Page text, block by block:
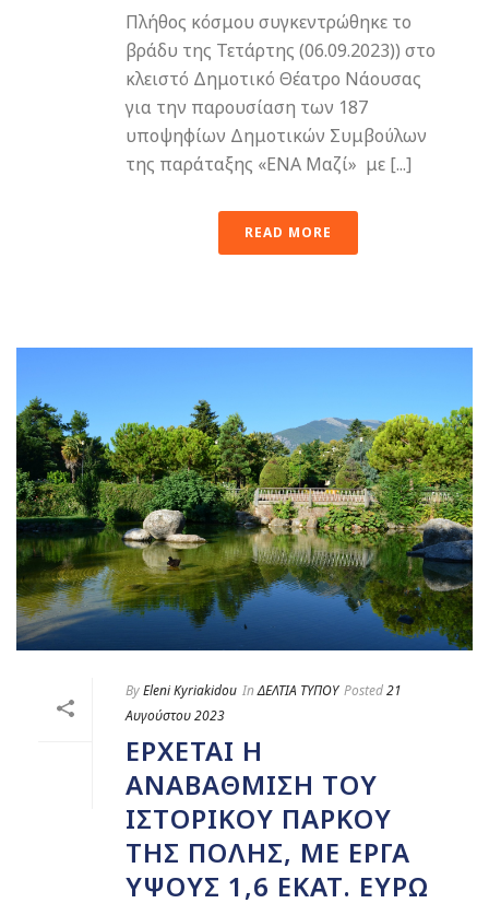
Πλήθος κόσμου συγκεντρώθηκε το
βράδυ της Τετάρτης (06.09.2023)) στο
κλειστό Δημοτικό Θέατρο Νάουσας
για την παρουσίαση των 187
υποψηφίων Δημοτικών Συμβούλων
της παράταξης «ΕΝΑ Μαζί» με [...]
READ MORE
ByEleni Kyriakidou InΔΕΛΤΙΑ ΤΥΠΟΥ Posted21
Αυγούστου 2023
ΕΡΧΕΤΑΙ Η
ΑΝΑΒΑΘΜΙΣΗ ΤΟΥ
ΙΣΤΟΡΙΚΟΥ ΠΑΡΚΟΥ
ΤΗΣ ΠΟΛΗΣ, ΜΕ ΕΡΓΑ
ΥΨΟΥΣ 1,6 ΕΚΑΤ. ΕΥΡΩ